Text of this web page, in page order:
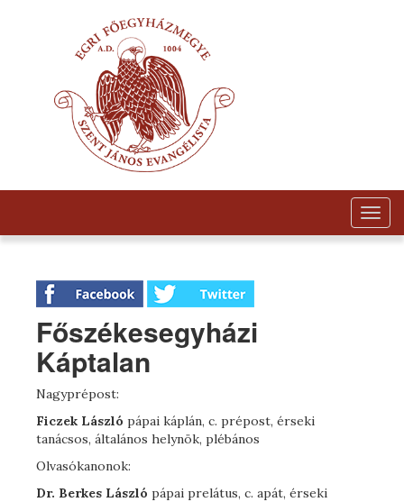
Főszékesegyházi
Káptalan
Nagyprépost:
Ficzek László pápai káplán, c. prépost, érseki
tanácsos, általános helynök, plébános
Olvasókanonok:
Dr. Berkes László pápai prelátus, c. apát, érseki